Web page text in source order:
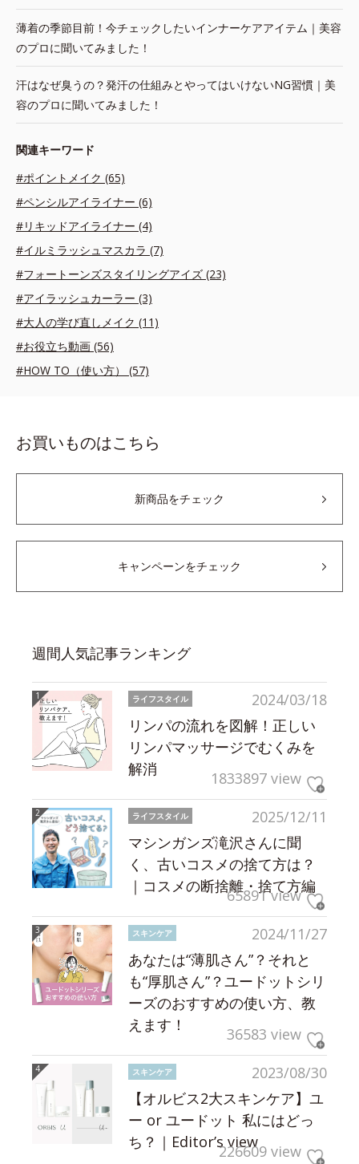
薄着の季節目前！今チェックしたいインナーケアアイテム｜美容
のプロに聞いてみました！
汗はなぜ臭うの？発汗の仕組みとやってはいけないNG習慣｜美
容のプロに聞いてみました！
関連キーワード
#ポイントメイク (65)
#ペンシルアイライナー (6)
#リキッドアイライナー (4)
#イルミラッシュマスカラ (7)
#フォートーンズスタイリングアイズ (23)
#アイラッシュカーラー (3)
#大人の学び直しメイク (11)
#お役立ち動画 (56)
#HOW TO（使い方） (57)
お買いものはこちら
新商品をチェック
キャンペーンをチェック
週間人気記事ランキング
2024/03/18
ライフスタイル
リンパの流れを図解！正しい
リンパマッサージでむくみを
解消
1833897 view
2025/12/11
ライフスタイル
マシンガンズ滝沢さんに聞
く、古いコスメの捨て方は？
｜コスメの断捨離・捨て方編
65891 view
2024/11/27
スキンケア
あなたは“薄肌さん”？それと
も“厚肌さん”？ユードットシリ
ーズのおすすめの使い方、教
えます！
36583 view
2023/08/30
スキンケア
【オルビス2大スキンケア】ユ
ー or ユードット 私にはどっ
ち？｜Editor’s view226609 view